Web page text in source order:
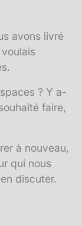
avons livré
? Y a-
faire,
à nouveau,
qui nous
discuter.